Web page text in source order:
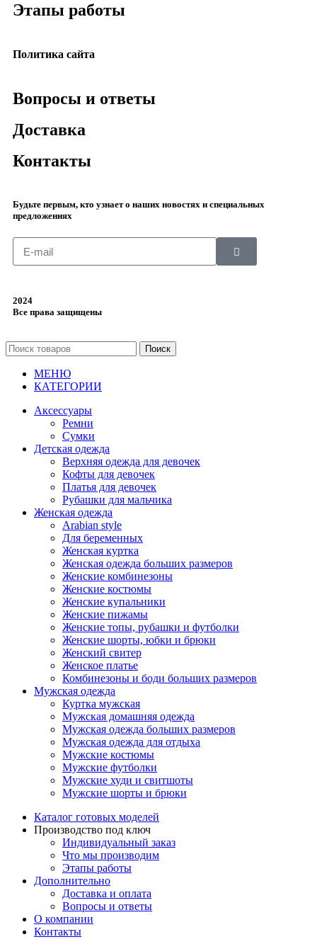
Этапы работы
Политика сайта
Вопросы и ответы
Доставка
Контакты
Будьте первым, кто узнает о наших новостях и специальных
предложениях
2024
Все права защищены
Поиск
МЕНЮ
КАТЕГОРИИ
Аксессуары
Ремни
Сумки
Детская одежда
Верхняя одежда для девочек
Кофты для девочек
Платья для девочек
Рубашки для мальчика
Женская одежда
Arabian style
Для беременных
Женская куртка
Женская одежда больших размеров
Женские комбинезоны
Женские костюмы
Женские купальники
Женские пижамы
Женские топы, рубашки и футболки
Женские шорты, юбки и брюки
Женский свитер
Женское платье
Комбинезоны и боди больших размеров
Мужская одежда
Куртка мужская
Мужская домашняя одежда
Мужская одежда больших размеров
Мужская одежда для отдыха
Мужские костюмы
Мужские футболки
Мужские худи и свитшоты
Мужские шорты и брюки
Каталог готовых моделей
Производство под ключ
Индивидуальный заказ
Что мы производим
Этапы работы
Дополнительно
Доставка и оплата
Вопросы и ответы
О компании
Контакты